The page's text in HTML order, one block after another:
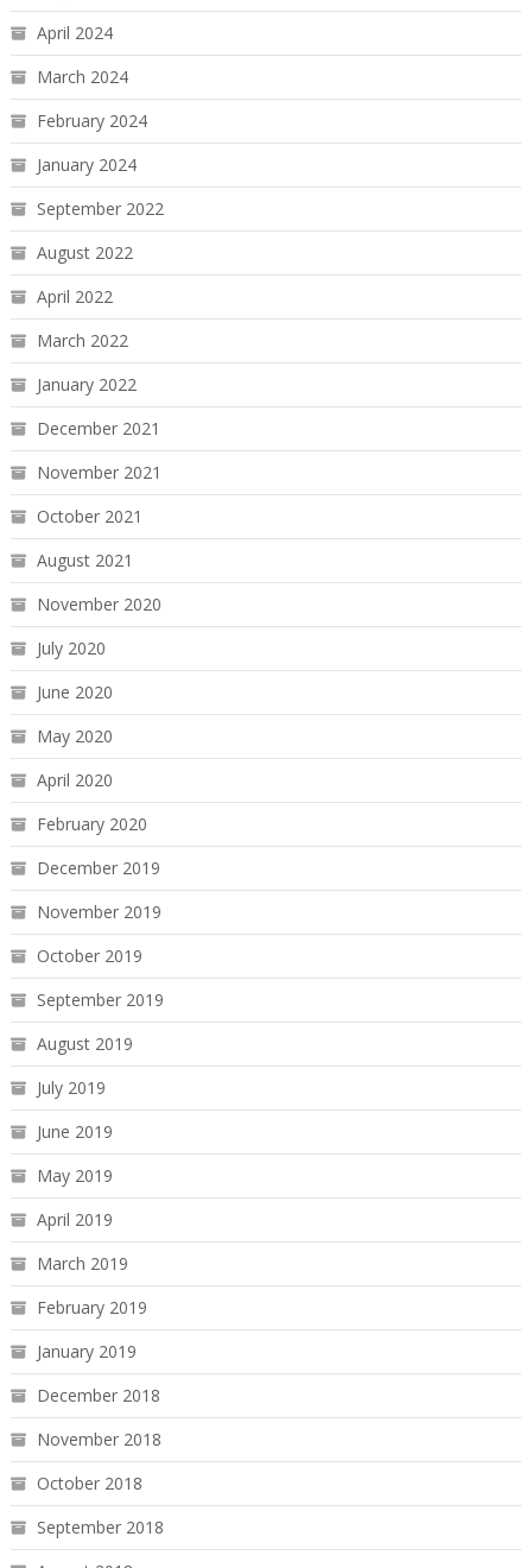
April 2024
March 2024
February 2024
January 2024
September 2022
August 2022
April 2022
March 2022
January 2022
December 2021
November 2021
October 2021
August 2021
November 2020
July 2020
June 2020
May 2020
April 2020
February 2020
December 2019
November 2019
October 2019
September 2019
August 2019
July 2019
June 2019
May 2019
April 2019
March 2019
February 2019
January 2019
December 2018
November 2018
October 2018
September 2018